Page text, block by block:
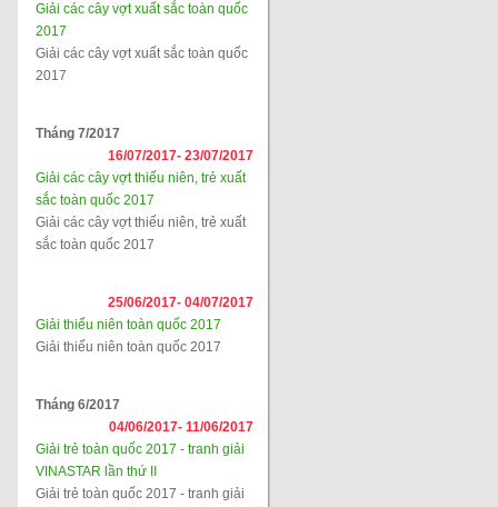
Giải các cây vợt xuất sắc toàn quốc
2017
Giải các cây vợt xuất sắc toàn quốc
2017
Tháng 7/2017
16/07/2017- 23/07/2017
Giải các cây vợt thiếu niên, trẻ xuất
sắc toàn quốc 2017
Giải các cây vợt thiếu niên, trẻ xuất
sắc toàn quốc 2017
25/06/2017- 04/07/2017
Giải thiếu niên toàn quốc 2017
Giải thiếu niên toàn quốc 2017
Tháng 6/2017
04/06/2017- 11/06/2017
Giải trẻ toàn quốc 2017 - tranh giải
VINASTAR lần thứ II
Giải trẻ toàn quốc 2017 - tranh giải